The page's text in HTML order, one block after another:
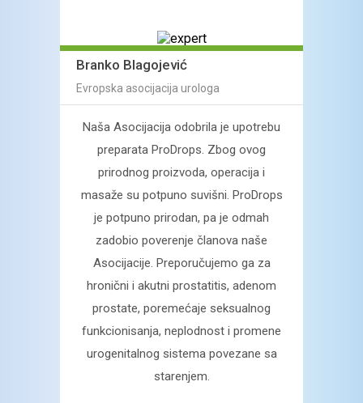
Branko Blagojević
Evropska asocijacija urologa
Naša Asocijacija odobrila je upotrebu
preparata ProDrops. Zbog ovog
prirodnog proizvoda, operacija i
masaže su potpuno suvišni. ProDrops
je potpuno prirodan, pa je odmah
zadobio poverenje članova naše
Asocijacije. Preporučujemo ga za
hronični i akutni prostatitis, adenom
prostate, poremećaje seksualnog
funkcionisanja, neplodnost i promene
urogenitalnog sistema povezane sa
starenjem.